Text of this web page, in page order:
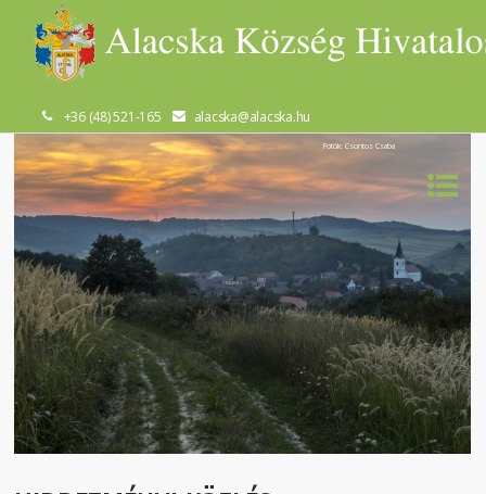
+36 (48) 521-165 alacska@alacska.hu
Fotók: Csontos Csaba